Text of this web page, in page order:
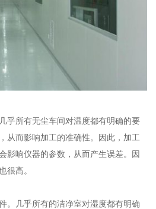
乎所有无尘车间对温度都有明确的要
从而影响加工的准确性。因此，加工
影响仪器的参数，从而产生误差。因
很高。
。几乎所有的洁净室对湿度都有明确